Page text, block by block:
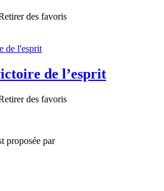
des favoris
de l’esprit
des favoris
proposée par